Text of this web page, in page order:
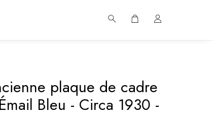
plaque de cadre
Bleu - Circa 1930 -